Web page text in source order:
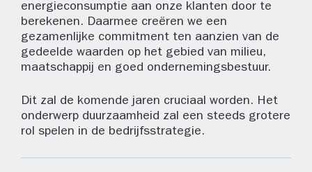
energieconsumptie aan onze klanten door te
berekenen. Daarmee creëren we een
gezamenlijke commitment ten aanzien van de
gedeelde waarden op het gebied van milieu,
maatschappij en goed ondernemingsbestuur.
Dit zal de komende jaren cruciaal worden. Het
onderwerp duurzaamheid zal een steeds grotere
rol spelen in de bedrijfsstrategie.